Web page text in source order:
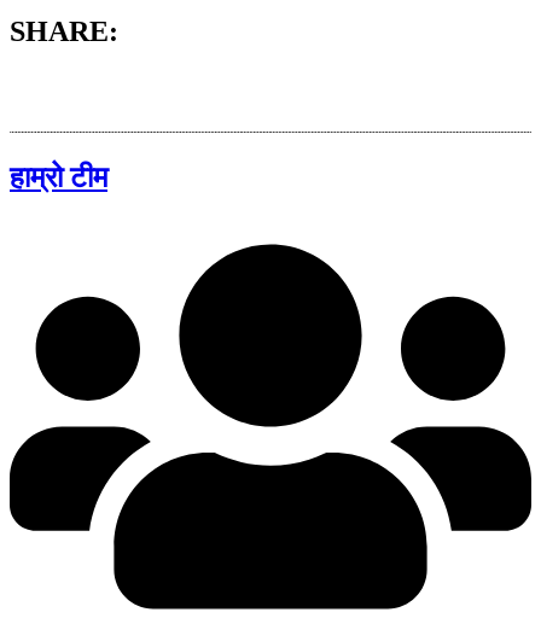
SHARE:
हाम्रो टीम